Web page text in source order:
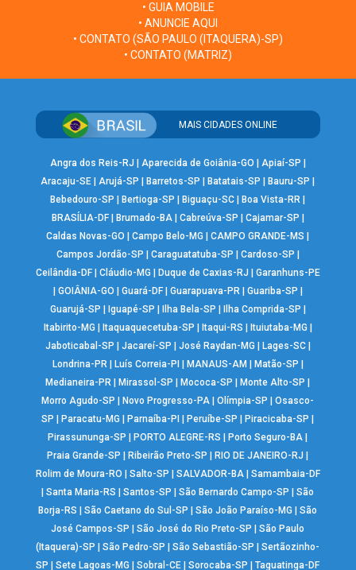
• GUIA MOBILE
• ANUNCIE AQUI
• CONTATO (SÃO PAULO (ITAQUERA)-SP)
• CONTATO (MATRIZ)
MAIS CIDADES ONLINE
Angra dos Reis-RJ Aparecida de Goiânia-GO Apiaí-SP
Aracaju-SE |Arujá-SP Barretos-SP Batatais-SP Bauru-SP
Bebedouro-SP
Bertioga-SP Biguaçu-SC Boa Vista-RR
BRASÍLIA-DF| Brumado-BA| Cabreúva-SP Cajamar-SP
Caldas Novas-GO
|Campo Belo-MG |CAMPO GRANDE-MS
Campos Jordão-SP
Caraguatatuba-SP Cardoso-SP
Ceilândia-DF| Cláudio-MG Duque de Caxias-RJ
Garanhuns-PE
GOIÂNIA-GO Guará-DF| Guarapuava-PR| Guariba-SP
Guarujá-SP
Iguapé-SP Ilha Bela-SP Ilha Comprida-SP
Itabirito-MG
Itaquaquecetuba-SP Itaqui-RS Ituiutaba-MG
Jaboticabal-SP
Jacareí-SP José Raydan-MG Lages-SC|
Londrina-PR| Luís Correia-PI MANAUS-AM Matão-SP
Medianeira-PR
Mirassol-SP Mococa-SP Monte Alto-SP
Morro Agudo-SP
Novo Progresso-PA |Olímpia-SP |Osasco-
SP
Paracatu-MG Parnaíba-PI Peruíbe-SP Piracicaba-SP
Pirassununga-SP
PORTO ALEGRE-RS Porto Seguro-BA
Praia Grande-SP
Ribeirão Preto-SP RIO DE JANEIRO-RJ
Rolim de Moura-RO
Salto-SP SALVADOR-BA| Samambaia-DF
|Santa Maria-RS |Santos-SP |São Bernardo Campo-SP |São
Borja-RS
|São Caetano do Sul-SP |São João Paraíso-MG |São
José Campos-SP
|São José do Rio Preto-SP |São Paulo
(Itaquera)-SP
|São Pedro-SP |São Sebastião-SP |Sertãozinho-
SP
|Sete Lagoas-MG |Sobral-CE |Sorocaba-SP |Taguatinga-DF